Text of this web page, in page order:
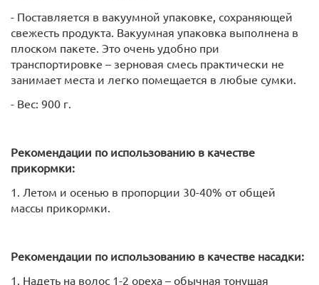
- Поставляется в вакуумной упаковке, сохраняющей
свежесть продукта. Вакуумная упаковка выполнена в
плоском пакете. Это очень удобно при
транспортировке – зерновая смесь практически не
занимает места и легко помещается в любые сумки.
- Вес: 900 г.
Рекомендации по использованию в качестве
прикормки:
1. Летом и осенью в пропорции 30-40% от общей
массы прикормки.
Рекомендации по использованию в качестве насадки:
1. Надеть на волос 1-2 ореха – обычная тонущая